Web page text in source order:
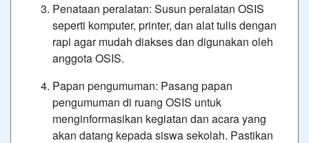
Penataan peralatan: Susun peralatan OSIS
seperti komputer, printer, dan alat tulis dengan
rapi agar mudah diakses dan digunakan oleh
anggota OSIS.
Papan pengumuman: Pasang papan
pengumuman di ruang OSIS untuk
menginformasikan kegiatan dan acara yang
akan datang kepada siswa sekolah. Pastikan